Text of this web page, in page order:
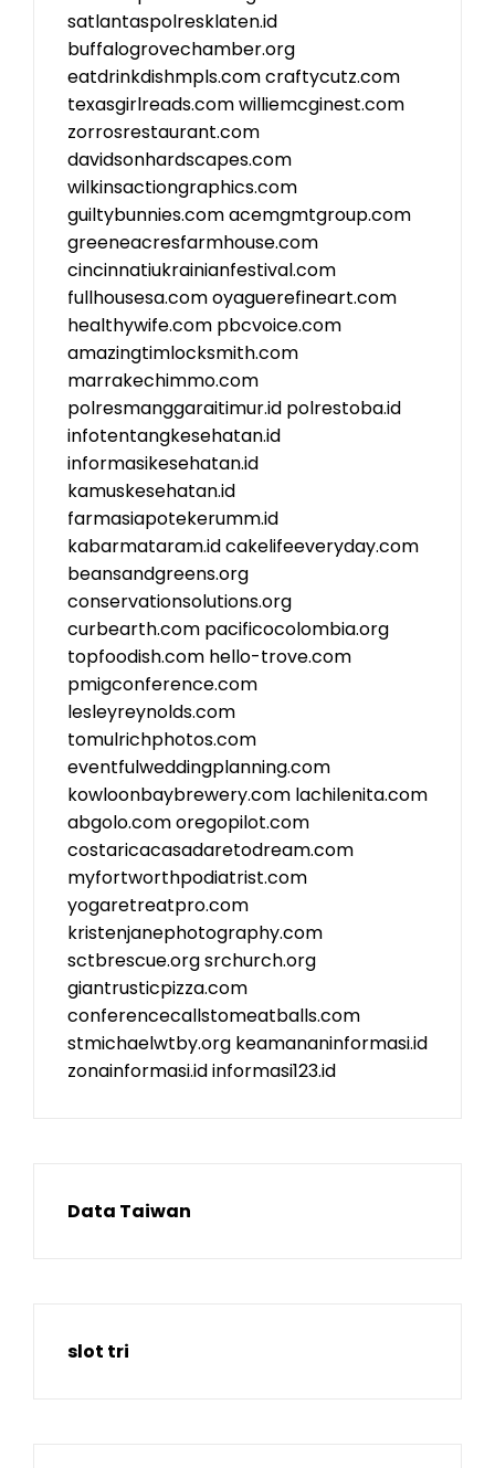
satlantaspolresklaten.id
buffalogrovechamber.org
eatdrinkdishmpls.comcraftycutz.com
texasgirlreads.comwilliemcginest.com
zorrosrestaurant.com
davidsonhardscapes.com
wilkinsactiongraphics.com
guiltybunnies.comacemgmtgroup.com
greeneacresfarmhouse.com
cincinnatiukrainianfestival.com
fullhousesa.comoyaguerefineart.com
healthywife.com pbcvoice.com
amazingtimlocksmith.com
marrakechimmo.com
polresmanggaraitimur.id polrestoba.id
infotentangkesehatan.id
informasikesehatan.id
kamuskesehatan.id
farmasiapotekerumm.id
kabarmataram.idcakelifeeveryday.com
beansandgreens.org
conservationsolutions.org
curbearth.com pacificocolombia.org
topfoodish.com hello-trove.com
pmigconference.com
lesleyreynolds.com
tomulrichphotos.com
eventfulweddingplanning.com
kowloonbaybrewery.com lachilenita.com
abgolo.comoregopilot.com
costaricacasadaretodream.com
myfortworthpodiatrist.com
yogaretreatpro.com
kristenjanephotography.com
sctbrescue.orgsrchurch.org
giantrusticpizza.com
conferencecallstomeatballs.com
stmichaelwtby.org keamananinformasi.id
zonainformasi.idinformasi123.id
Data Taiwan
slot tri